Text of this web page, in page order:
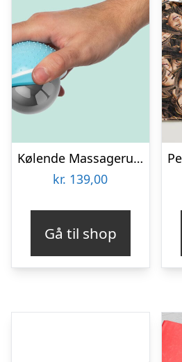
Kølende Massageruller
kr. 139,00
Gå til shop